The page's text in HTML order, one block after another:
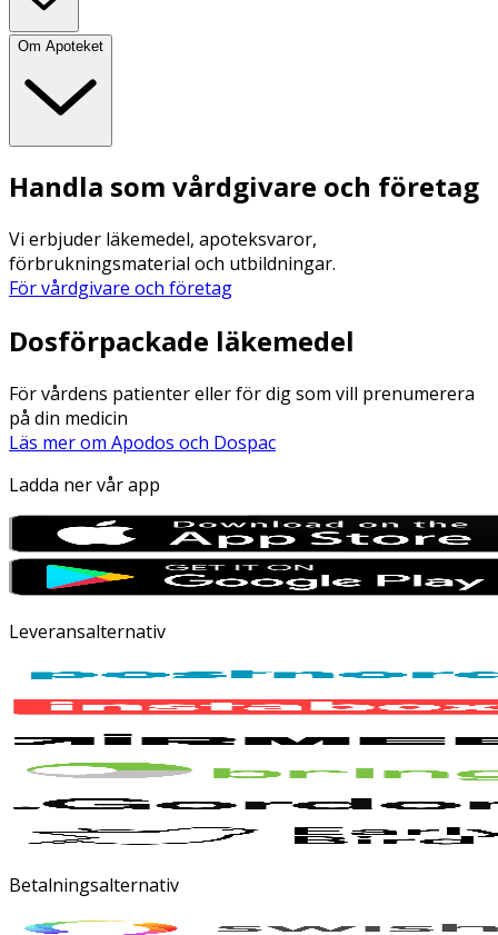
Om Apoteket
Handla som vårdgivare och företag
Vi erbjuder läkemedel, apoteksvaror,
förbrukningsmaterial och utbildningar.
För vårdgivare och företag
Dosförpackade läkemedel
För vårdens patienter eller för dig som vill prenumerera
på din medicin
Läs mer om Apodos och Dospac
Ladda ner vår app
Leveransalternativ
Betalningsalternativ